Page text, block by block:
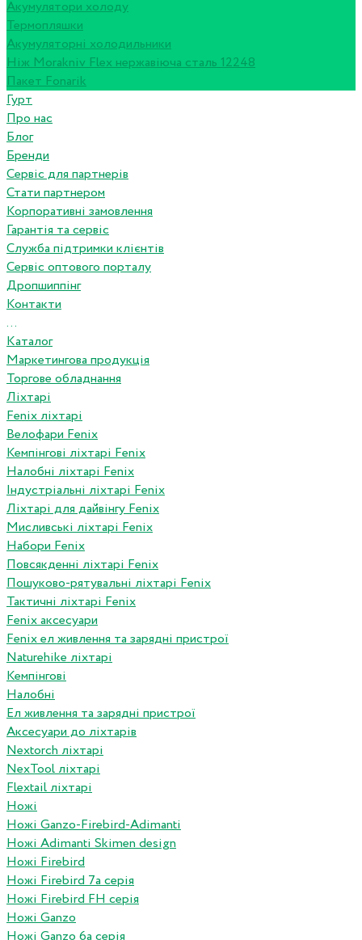
Акумулятори холоду
Термопляшки
Акумуляторні холодильники
Ніж Morakniv Flex нержавіюча сталь 12248
Пакет Fonarik
Гурт
Про нас
Блог
Бренди
Сервіс для партнерів
Стати партнером
Корпоративні замовлення
Гарантія та сервіс
Служба підтримки клієнтів
Сервіс оптового порталу
Дропшиппінг
Контакти
...
Каталог
Маркетингова продукція
Торгове обладнання
Ліхтарі
Fenix ліхтарі
Велофари Fenix
Кемпінгові ліхтарі Fenix
Налобні ліхтарі Fenix
Індустріальні ліхтарі Fenix
Ліхтарі для дайвінгу Fenix
Мисливські ліхтарі Fenix
Набори Fenix
Повсякденні ліхтарі Fenix
Пошуково-рятувальні ліхтарі Fenix
Тактичні ліхтарі Fenix
Fenix аксесуари
Fenix ел живлення та зарядні пристрої
Naturehike ліхтарі
Кемпінгові
Налобні
Ел живлення та зарядні пристрої
Аксесуари до ліхтарів
Nextorch ліхтарі
NexTool ліхтарі
Flextail ліхтарі
Ножі
Ножі Ganzo-Firebird-Adimanti
Ножі Adimanti Skimen design
Ножі Firebird
Ножі Firebird 7а серія
Ножі Firebird FH серія
Ножі Ganzo